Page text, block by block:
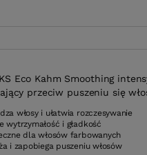
Eco Kahm Smoothing
przeciw puszeniu się
włosy i ułatwia rozczesywanie
wytrzymałość i gładkość
dla włosów farbowanych
i zapobiega puszeniu włosów